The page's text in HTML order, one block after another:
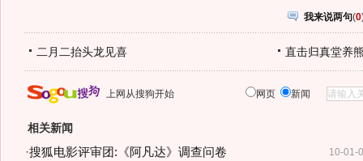
我来说两句(0
二月二抬头龙见喜 直击归真堂养
上网从搜狗开始 网页 新闻
相关新闻
10-01-
·搜狐电影评审团:《阿凡达》调查问卷